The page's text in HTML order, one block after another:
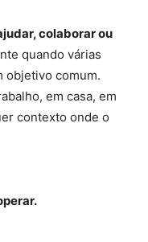
colaborar ou
quando várias
objetivo comum.
em casa, em
contexto onde o